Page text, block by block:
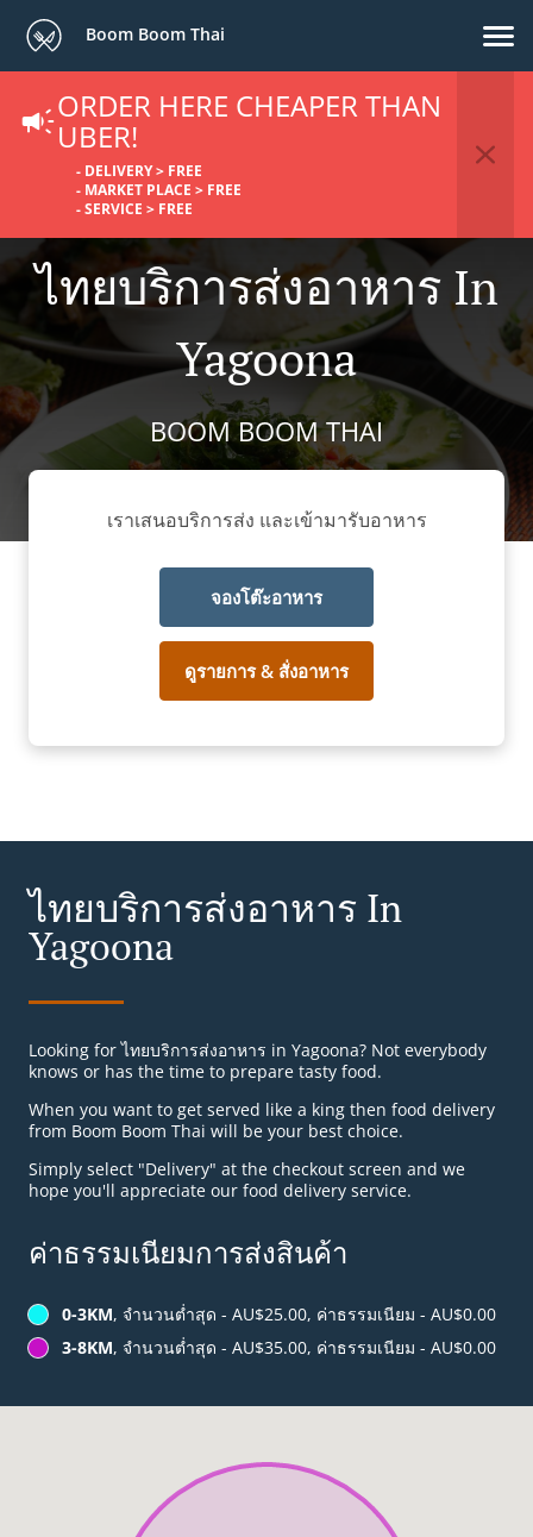
Boom Boom Thai
ORDER HERE CHEAPER THAN
UBER!
- DELIVERY > FREE
- MARKET PLACE > FREE
- SERVICE > FREE
ไทยบริการส่งอาหาร In
Yagoona
BOOM BOOM THAI
เราเสนอบริการส่ง และเข้ามารับอาหาร
จองโต๊ะอาหาร
ดูรายการ & สั่งอาหาร
ไทยบริการส่งอาหาร In
Yagoona
Looking for ไทยบริการส่งอาหาร in Yagoona? Not everybody
knows or has the time to prepare tasty food.
When you want to get served like a king then food delivery
from Boom Boom Thai will be your best choice.
Simply select "Delivery" at the checkout screen and we
hope you'll appreciate our food delivery service.
ค่าธรรมเนียมการส่งสินค้า
0-3KM, จำนวนต่ำสุด - AU$25.00, ค่าธรรมเนียม - AU$0.00
3-8KM, จำนวนต่ำสุด - AU$35.00, ค่าธรรมเนียม - AU$0.00